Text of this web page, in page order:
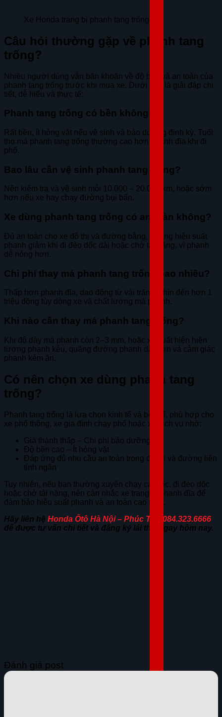
Xe Honda trang bị phanh tang trống
Câu hỏi thường gặp về phanh tang
trống?
Nhiều người dùng vẫn băn khoăn về độ bền và an toàn của
phanh tang trống trước khi mua xe. Dưới đây là giải đáp chi
tiết, dễ hiểu và thực tế:
Phanh tang trống có bền không?
Rất bền, ít hỏng vặt nếu vệ sinh và bảo dưỡng định kỳ. Tuổi
thọ má phanh tang trống thường cao hơn phanh đĩa khi đi
phố.
Bao lâu cần vệ sinh phanh tang trống?
Nên kiểm tra và vệ sinh mỗi 10.000 – 20.000 km, hoặc sớm
hơn nếu xe hay chạy đường bụi bẩn.
Xe dùng phanh tang trống có an toàn không?
Đủ an toàn cho xe đô thị và đường bằng, nhưng hiệu suất
phanh giảm khi đi đèo dốc dài hoặc chở tải nặng, vì phanh
dễ nóng hơn.
Chi phí thay má phanh tang trống bao nhiêu?
Thấp hơn phanh đĩa, dao động từ vài trăm nghìn đến hơn 1
triệu đồng tùy dòng xe và chất lượng má phanh.
Khi nào cần thay má phanh tang trống?
Khi độ dày má phanh còn 2–3 mm, hoặc xe xuất hiện hiện
tượng phanh kêu, quãng đường phanh dài hơn và cảm giác
phanh kém ăn.
Có nên chọn xe dùng phanh tang
trống?
Phanh tang trống là lựa chọn kinh tế và bền bỉ, phù hợp cho
xe phổ thông, xe gia đình chạy phố hoặc xe dịch vụ nhờ:
Giá thành thấp – Chi phí bảo dưỡng rẻ
Độ bền cao – Ít hỏng vặt
Đáp ứng đủ nhu cầu an toàn trong đô thị và đường liên
tỉnh ngắn
Tuy nhiên, nếu bạn thường xuyên chạy cao tốc, đi đèo dốc
hoặc chở tải nặng, nên cân nhắc xe trang bị phanh đĩa để
đảm bảo hiệu suất phanh và an toàn cao nhất.
Hãy liên hệ Honda Ôtô Hà Nội – Phúc Thọ 084.323.6666
để được tư vấn chi tiết và đăng ký lái thử ngay hôm nay.
Đánh giá post